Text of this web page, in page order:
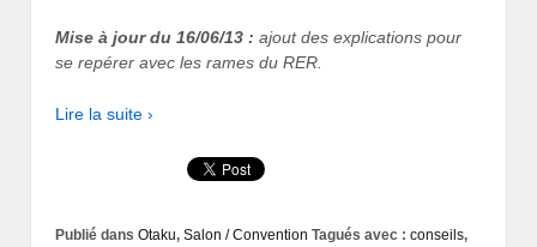
Mise à jour du 16/06/13 : ajout des explications pour
se repérer avec les rames du RER.
Lire la suite ›
Publié dans Otaku, Salon / Convention Tagués avec : conseils,